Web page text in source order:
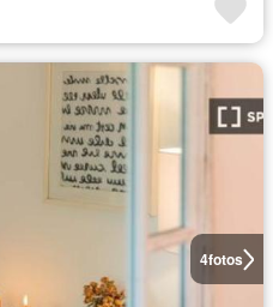
4fotos